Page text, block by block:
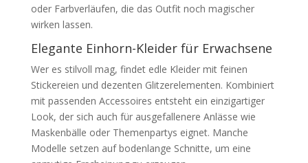
oder Farbverläufen, die das Outfit noch magischer
wirken lassen.
Elegante Einhorn-Kleider für Erwachsene
Wer es stilvoll mag, findet edle Kleider mit feinen
Stickereien und dezenten Glitzerelementen. Kombiniert
mit passenden Accessoires entsteht ein einzigartiger
Look, der sich auch für ausgefallenere Anlässe wie
Maskenbälle oder Themenpartys eignet. Manche
Modelle setzen auf bodenlange Schnitte, um eine